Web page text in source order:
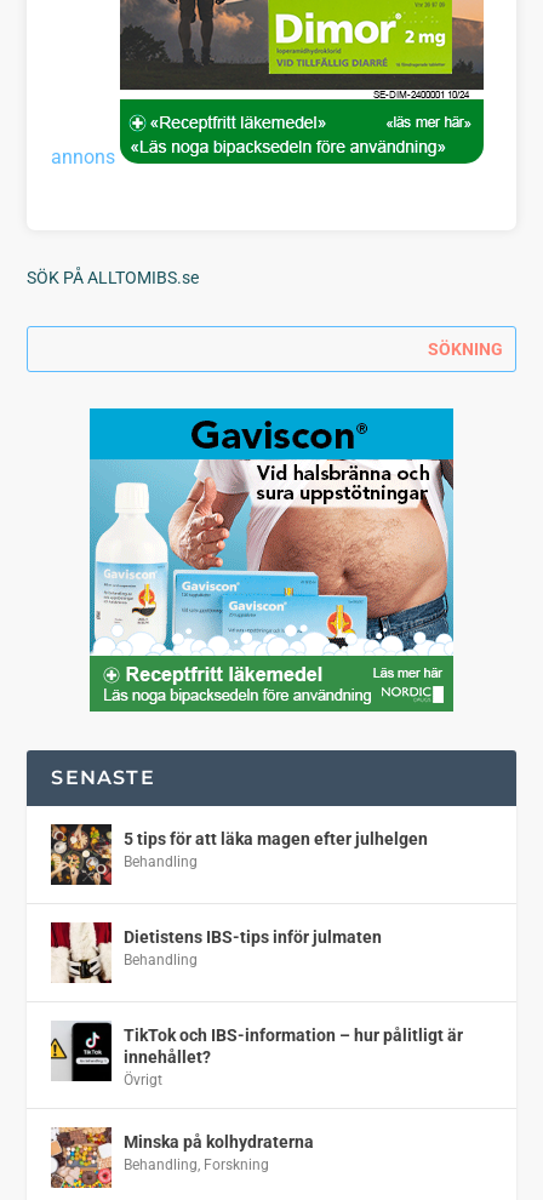
annons
SÖK PÅ ALLTOMIBS.se
SENASTE
5 tips för att läka magen efter julhelgen
Behandling
Dietistens IBS-tips inför julmaten
Behandling
TikTok och IBS-information – hur pålitligt är
innehållet?
Övrigt
Minska på kolhydraterna
Behandling, Forskning